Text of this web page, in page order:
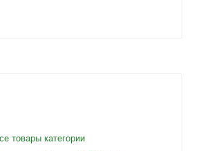
товары категории